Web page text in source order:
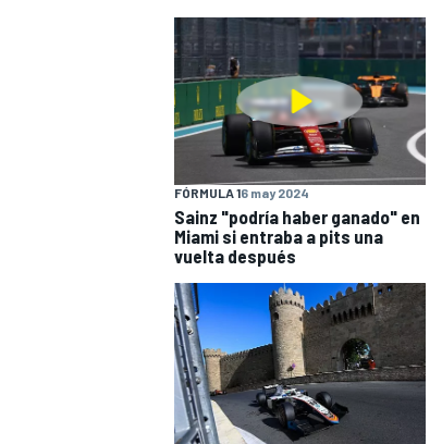
FÓRMULA 16 may 2024
Sainz "podría haber ganado" en
Miami si entraba a pits una
vuelta después